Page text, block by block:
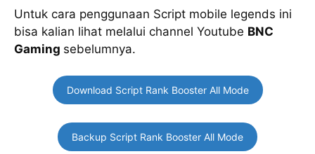
Untuk cara penggunaan Script mobile legends ini
bisa kalian lihat melalui channel Youtube BNC
Gaming sebelumnya.
Download Script Rank Booster All Mode
Backup Script Rank Booster All Mode